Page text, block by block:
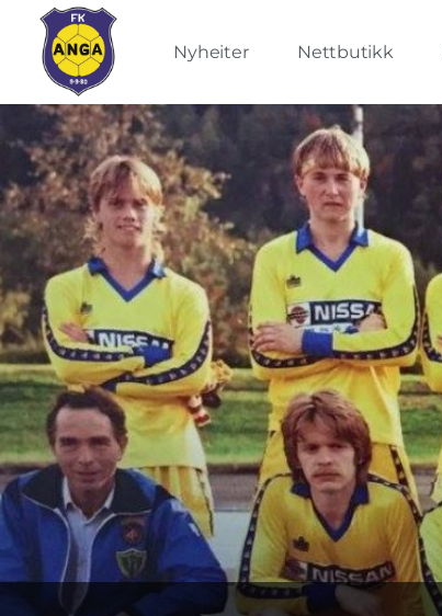
Nyheiter Nettbutikk